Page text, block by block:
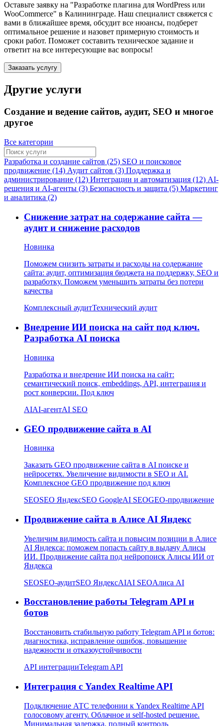
Оставьте заявку на "Разработке плагина для WordPress или
WooCommerce" в Калининграде. Наш специалист свяжется с
вами в ближайшее время, обсудит все нюансы, подберет
оптимальное решение и назовет примерную стоимость и
сроки работ. Поможет составить техническое задание и
ответит на все интересующие вас вопросы!
Заказать услугу
Другие услуги
Создание и ведение сайтов, аудит, SEO и многое
другое
Все категории
Разработка и создание сайтов (25) SEO и поисковое
продвижение (14) Аудит сайтов (3) Поддержка и
администрирование (12) Интеграции и автоматизация (12) AI-
решения и AI-агенты (3) Безопасность и защита (5) Маркетинг
и аналитика (2)
Снижение затрат на содержание сайта —
аудит и снижение расходов
Новинка
Поможем снизить затраты и расходы на содержание
сайта: аудит, оптимизация бюджета на поддержку, SEO и
разработку. Поможем уменьшить затраты без потери
качества
Комплексный аудитТехнический аудит
Внедрение ИИ поиска на сайт под ключ.
Разработка AI поиска
Новинка
Разработка и внедрение ИИ поиска на сайт:
семантический поиск, embeddings, API, интеграция и
рост конверсии. Под ключ
AIAI-агентAI SEO
GEO продвижение сайта в AI
Новинка
Заказать GEO продвижение сайта в AI поиске и
нейросетях. Увеличение видимости в SEO и AI.
Комплексное GEO продвижение под ключ
SEOSEO ЯндексSEO GoogleAI SEOGEO-продвижение
Продвижение сайта в Алисе AI Яндекс
Увеличим видимость сайта и повысим позиции в Алисе
AI Яндекса: поможем попасть сайту в выдачу Алисы
ИИ. Продвижение сайта под нейропоиск Алисы ИИ от
Яндекса
SEOSEO-аудитSEO ЯндексAIAI SEOАлиса AI
Восстановление работы Telegram API и
ботов
Восстановить стабильную работу Telegram API и ботов:
диагностика, исправление ошибок, повышение
надежности и отказоустойчивости
API интеграцииTelegram API
Интеграция с Yandex Realtime API
Подключение АТС телефонии к Yandex Realtime API
голосовому агенту. Облачное и self-hosted решение.
Минимальная задержка, полный контроль